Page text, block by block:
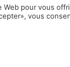
pour vous
vous